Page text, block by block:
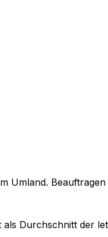
Umland.
als Durchschnitt der